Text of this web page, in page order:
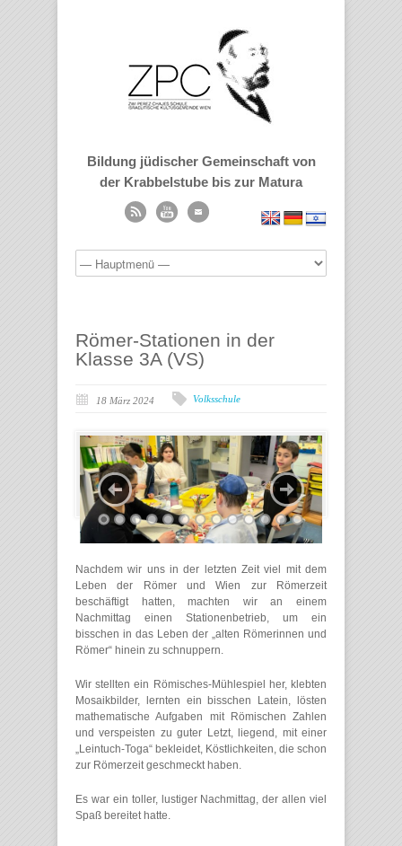
Bildung jüdischer Gemeinschaft von
der Krabbelstube bis zur Matura
Römer-Stationen in der
Klasse 3A (VS)
18 März 2024 Volksschule
Nachdem wir uns in der letzten Zeit viel mit dem
Leben der Römer und Wien zur Römerzeit
beschäftigt hatten, machten wir an einem
Nachmittag einen Stationenbetrieb, um ein
bisschen in das Leben der „alten Römerinnen und
Römer“ hinein zu schnuppern.
Wir stellten ein Römisches-Mühlespiel her, klebten
Mosaikbilder, lernten ein bisschen Latein, lösten
mathematische Aufgaben mit Römischen Zahlen
und verspeisten zu guter Letzt, liegend, mit einer
„Leintuch-Toga“ bekleidet, Köstlichkeiten, die schon
zur Römerzeit geschmeckt haben.
Es war ein toller, lustiger Nachmittag, der allen viel
Spaß bereitet hatte.